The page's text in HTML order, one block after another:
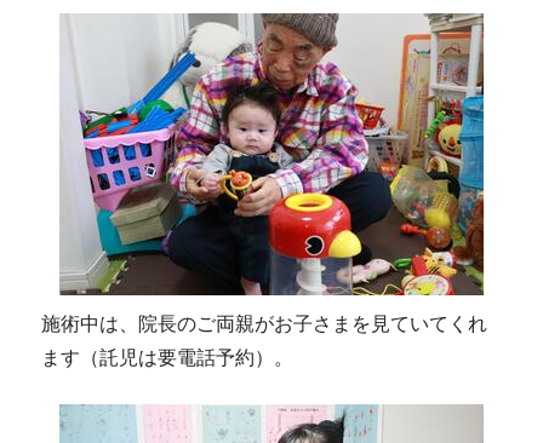
施術中は、院長のご両親がお子さまを見ていてくれ
ます（託児は要電話予約）。